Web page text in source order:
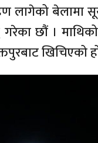
लागेको बेलामा
गरेका छौं ।
खिचिएको